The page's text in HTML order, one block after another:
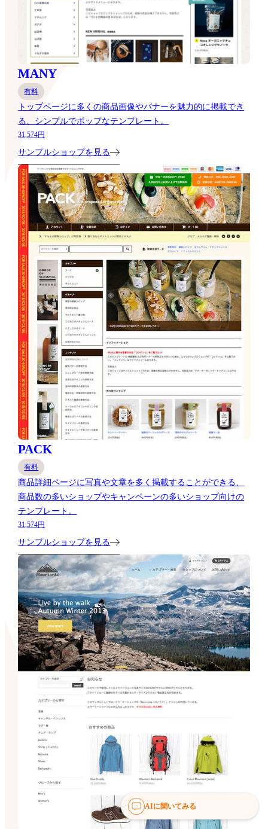
MANY
有料
トップページに多くの商品画像やバナーを魅力的に掲載でき
る、シンプルでポップなテンプレート。
31,574円
サンプルショップを見る
PACK
有料
商品詳細ページに写真や文章を多く掲載することができる、
商品数の多いショップやキャンペーンの多いショップ向けの
テンプレート。
31,574円
サンプルショップを見る
AIに聞いてみる